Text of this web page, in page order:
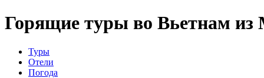
Горящие туры во Вьетнам из
Туры
Отели
Погода